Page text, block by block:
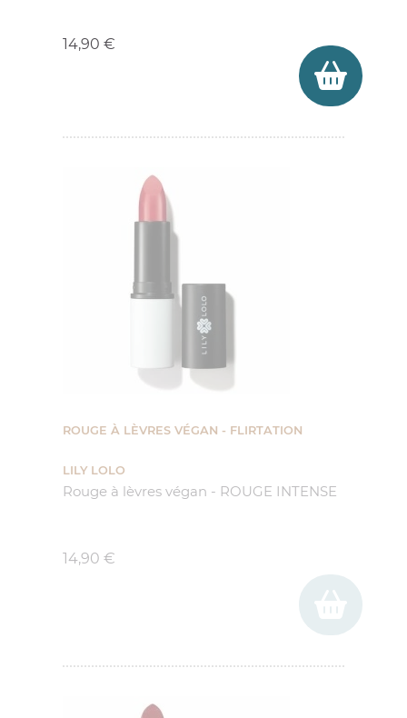
14,90 €
ROUGE À LÈVRES VÉGAN - FLIRTATION
LILY LOLO
Rouge à lèvres végan - ROUGE INTENSE
14,90 €